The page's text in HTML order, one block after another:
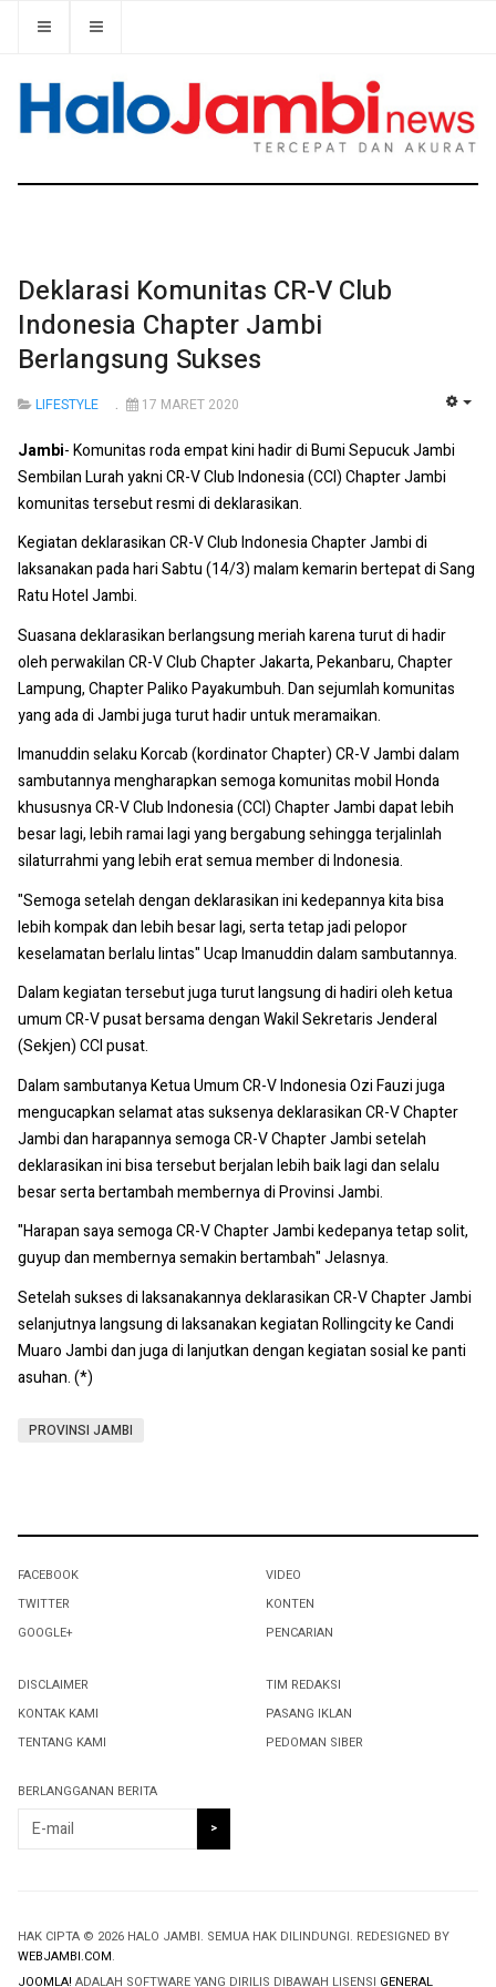
Deklarasi Komunitas CR-V Club
Indonesia Chapter Jambi
Berlangsung Sukses
LIFESTYLE 17 MARET 2020
Jambi- Komunitas roda empat kini hadir di Bumi Sepucuk Jambi
Sembilan Lurah yakni CR-V Club Indonesia (CCI) Chapter Jambi
komunitas tersebut resmi di deklarasikan.
Kegiatan deklarasikan CR-V Club Indonesia Chapter Jambi di
laksanakan pada hari Sabtu (14/3) malam kemarin bertepat di Sang
Ratu Hotel Jambi.
Suasana deklarasikan berlangsung meriah karena turut di hadir
oleh perwakilan CR-V Club Chapter Jakarta, Pekanbaru, Chapter
Lampung, Chapter Paliko Payakumbuh. Dan sejumlah komunitas
yang ada di Jambi juga turut hadir untuk meramaikan.
Imanuddin selaku Korcab (kordinator Chapter) CR-V Jambi dalam
sambutannya mengharapkan semoga komunitas mobil Honda
khususnya CR-V Club Indonesia (CCI) Chapter Jambi dapat lebih
besar lagi, lebih ramai lagi yang bergabung sehingga terjalinlah
silaturrahmi yang lebih erat semua member di Indonesia.
"Semoga setelah dengan deklarasikan ini kedepannya kita bisa
lebih kompak dan lebih besar lagi, serta tetap jadi pelopor
keselamatan berlalu lintas" Ucap Imanuddin dalam sambutannya.
Dalam kegiatan tersebut juga turut langsung di hadiri oleh ketua
umum CR-V pusat bersama dengan Wakil Sekretaris Jenderal
(Sekjen) CCI pusat.
Dalam sambutanya Ketua Umum CR-V Indonesia Ozi Fauzi juga
mengucapkan selamat atas suksenya deklarasikan CR-V Chapter
Jambi dan harapannya semoga CR-V Chapter Jambi setelah
deklarasikan ini bisa tersebut berjalan lebih baik lagi dan selalu
besar serta bertambah membernya di Provinsi Jambi.
"Harapan saya semoga CR-V Chapter Jambi kedepanya tetap solit,
guyup dan membernya semakin bertambah" Jelasnya.
Setelah sukses di laksanakannya deklarasikan CR-V Chapter Jambi
selanjutnya langsung di laksanakan kegiatan Rollingcity ke Candi
Muaro Jambi dan juga di lanjutkan dengan kegiatan sosial ke panti
asuhan. (*)
PROVINSI JAMBI
FACEBOOK
TWITTER
GOOGLE+
VIDEO
KONTEN
PENCARIAN
DISCLAIMER
KONTAK KAMI
TENTANG KAMI
TIM REDAKSI
PASANG IKLAN
PEDOMAN SIBER
BERLANGGANAN BERITA
HAK CIPTA © 2026 HALO JAMBI. SEMUA HAK DILINDUNGI. REDESIGNED BY
WEBJAMBI.COM.
JOOMLA! ADALAH SOFTWARE YANG DIRILIS DIBAWAH LISENSI GENERAL